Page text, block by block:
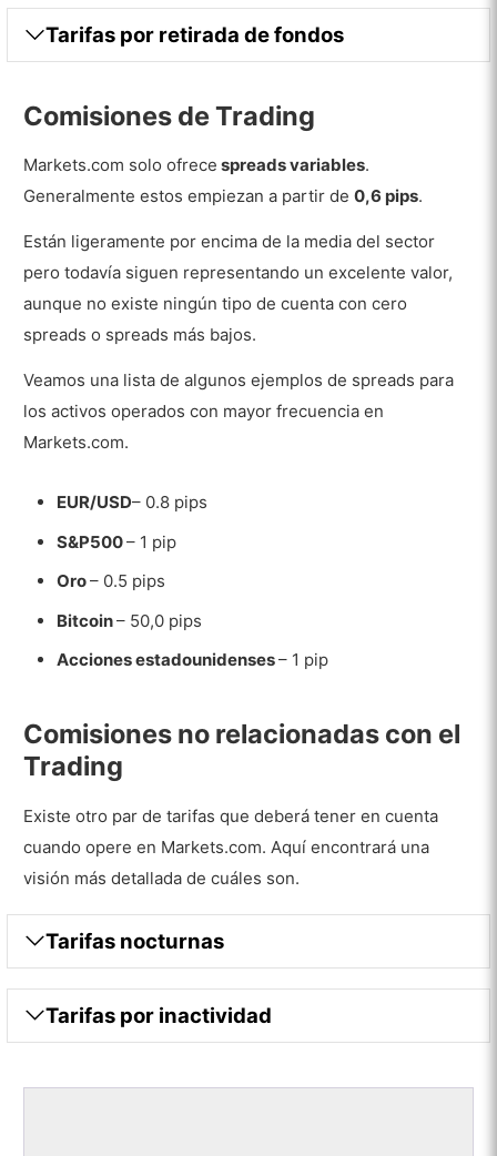
Tarifas por retirada de fondos
Comisiones de Trading
Markets.com solo ofrece spreads variables.
Generalmente estos empiezan a partir de0,6 pips.
Están ligeramente por encima de la media del sector
pero todavía siguen representando un excelente valor,
aunque no existe ningún tipo de cuenta con cero
spreads o spreads más bajos.
Veamos una lista de algunos ejemplos de spreads para
los activos operados con mayor frecuencia en
Markets.com.
EUR/USD– 0.8 pips
S&P500– 1 pip
Oro– 0.5 pips
Bitcoin– 50,0 pips
Acciones estadounidenses– 1 pip
Comisiones no relacionadas con el
Trading
Existe otro par de tarifas que deberá tener en cuenta
cuando opere en Markets.com. Aquí encontrará una
visión más detallada de cuáles son.
Tarifas nocturnas
Tarifas por inactividad